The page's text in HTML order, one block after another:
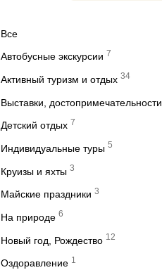
Все
Автобусные экскурсии 7
Активный туризм и отдых 34
Выставки, достопримечательности
Детский отдых 7
Индивидуальные туры 5
Круизы и яхты 3
Майские праздники 3
На природе 6
Новый год, Рождество 12
Оздоравление 1